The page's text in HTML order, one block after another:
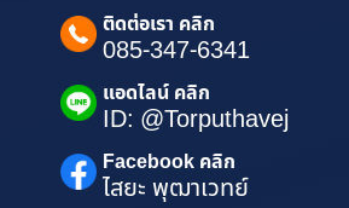
ติดต่อเรา คลิก
085-347-6341
แอดไลน์ คลิก
ID: @Torputhavej
Facebook คลิก
ไสยะ พุฒาเวทย์